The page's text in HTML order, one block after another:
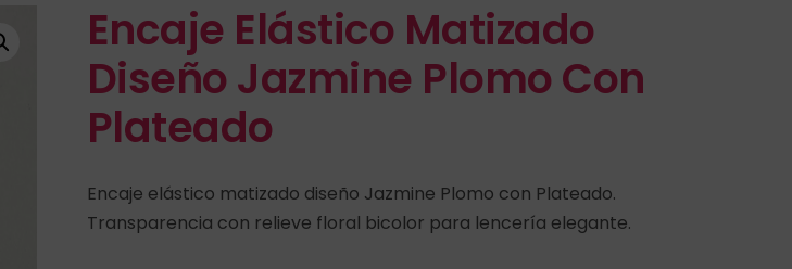
Encaje Elástico Matizado
Diseño Jazmine Plomo Con
Plateado
Encaje elástico matizado diseño Jazmine Plomo con Plateado.
Transparencia con relieve floral bicolor para lencería elegante.